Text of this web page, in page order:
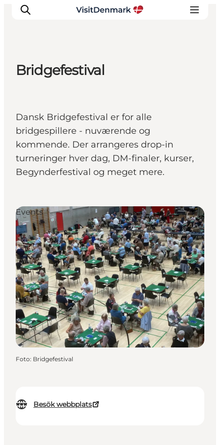
Aktiviteter
Övernatta
Planera resan
Bridgefestival
Dansk Bridgefestival er for alle
bridgespillere - nuværende og
kommende. Der arrangeres drop-in
turneringer hver dag, DM-finaler, kurser,
Begynderfestival og meget mere.
Besök webbplats
Events
Foto: Bridgefestival